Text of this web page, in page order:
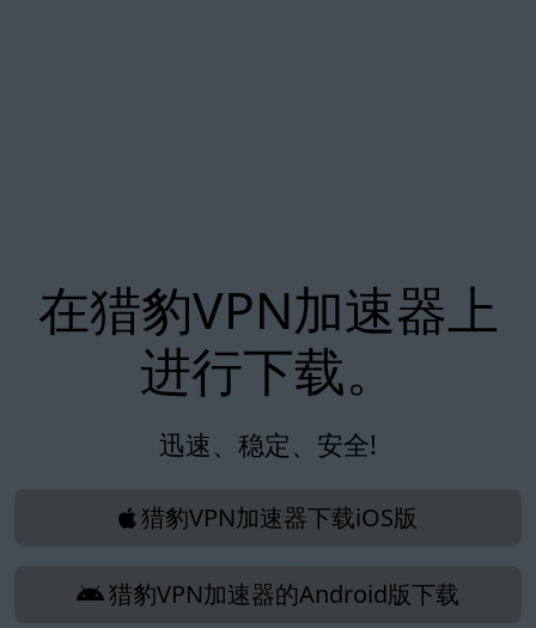
在猎豹VPN加速器上
进行下载。
迅速、稳定、安全!
猎豹VPN加速器下载iOS版
猎豹VPN加速器的Android版下载